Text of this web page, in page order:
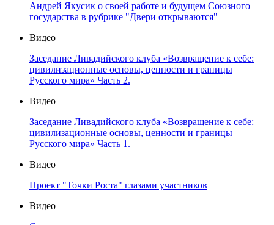
Андрей Якусик о своей работе и будущем Союзного
государства в рубрике "Двери открываются"
Видео
Заседание Ливадийского клуба «Возвращение к себе:
цивилизационные основы, ценности и границы
Русского мира» Часть 2.
Видео
Заседание Ливадийского клуба «Возвращение к себе:
цивилизационные основы, ценности и границы
Русского мира» Часть 1.
Видео
Проект "Точки Роста" глазами участников
Видео